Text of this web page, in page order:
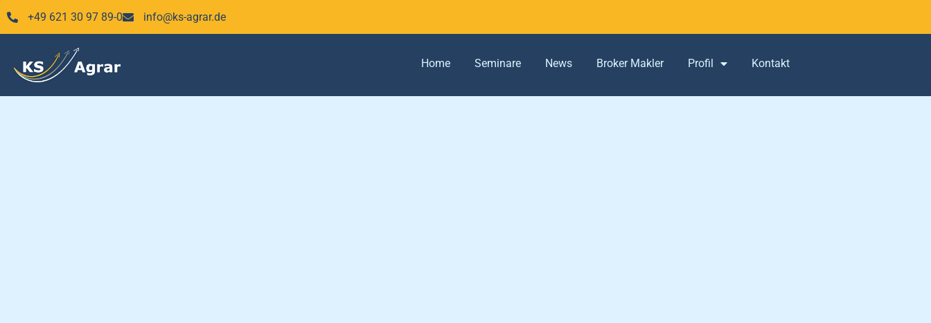
Zum
Inhalt
+49 621 30 97 89-0 info@ks-agrar.de
Home Seminare News Broker Makler Profil Kontakt